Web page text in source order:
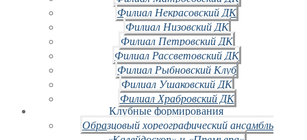
Филиал Некрасовский ДК
Филиал Низовский ДК
Филиал Петровский ДК
Филиал Рассветовский ДК
Филиал Рыбновский Клуб
Филиал Ушаковский ДК
Филиал Храбровский ДК
Клубные формирования
Образцовый хореографический ансамбль